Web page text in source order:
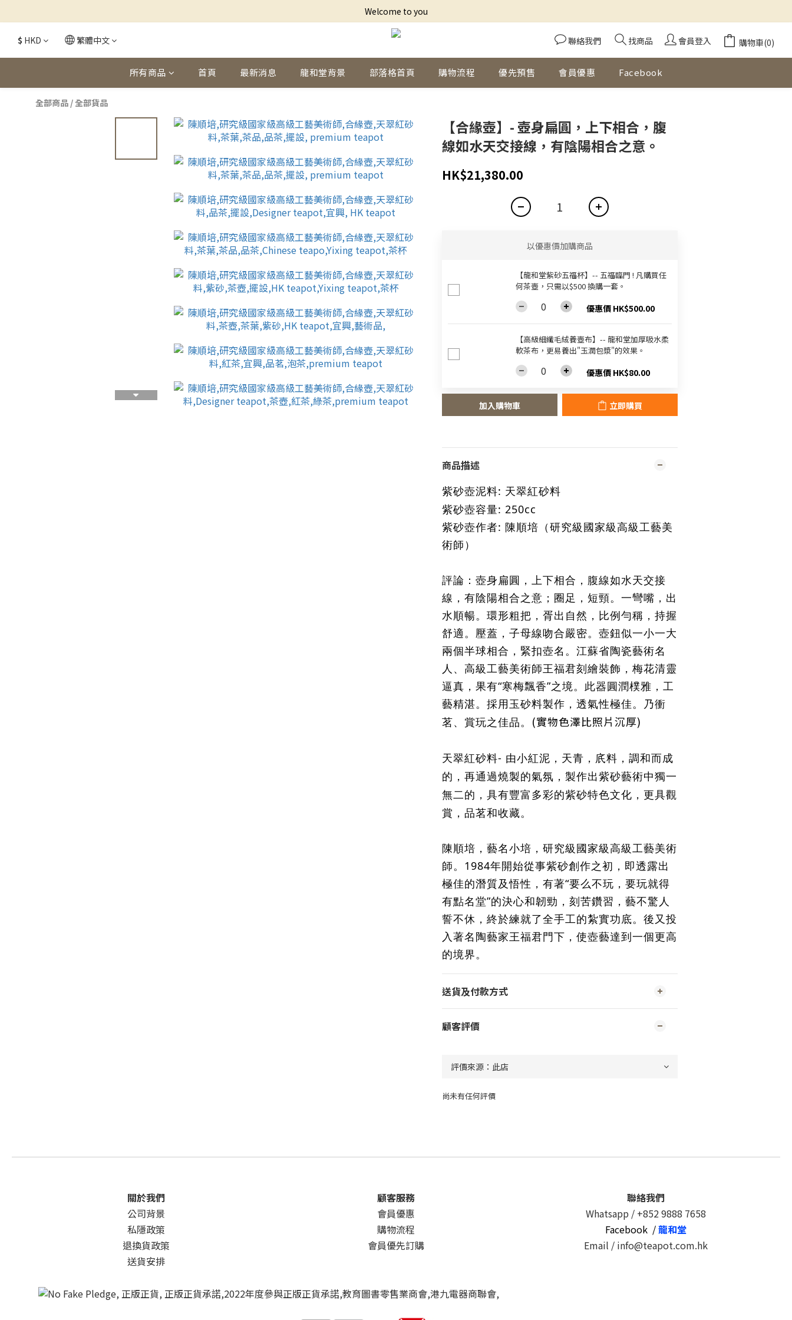
Welcome to you
$ HKD 繁體中文 聯絡我們 找商品 會員登入 購物車(0)
所有商品 首頁 最新消息 龍和堂背景 部落格首頁 購物流程 優先預售 會員優惠 Facebook
全部商品 /全部貨品
【合緣壺】- 壺身扁圓，上下相合，腹
線如水天交接線，有陰陽相合之意。
HK$21,380.00
以優惠價加購商品
【龍和堂紫砂五福杯‬】-- 五福臨門 ! 凡購買任
何茶壺，只需以$500 換購一套。
優惠價 HK$500.00
【高級細纖毛絨養壺布】-- 龍和堂加厚吸水柔
軟茶布，更易養出"玉潤包漿"的效果。
優惠價 HK$80.00
加入購物車 立即購買
商品描述
紫砂壺泥料: 天翠紅砂料
紫砂壺容量: 250cc
紫砂壺作者: 陳順培 （研究級國家級高級工藝美
術師）
評論：壺身扁圓，上下相合，腹線如水天交接
線，有陰陽相合之意；圈足，短頸。一彎嘴，出
水順暢。環形粗把，胥出自然，比例勻稱，持握
舒適。壓蓋，子母線吻合嚴密。壺鈕似一小一大
兩個半球相合，緊扣壺名。江蘇省陶瓷藝術名
人、高級工藝美術師王福君刻繪裝飾，梅花清靈
逼真，果有“寒梅飄香”之境。此器圓潤樸雅，工
藝精湛。採用玉砂料製作，透氣性極佳。乃衝
茗、賞玩之佳品。
(實物色澤比照片沉厚)
天翠紅砂料- 由小紅泥，天青，㡳料，調和而成
的，再通過燒製的氣氛，製作出紫砂藝術中獨一
無二的，具有豐富多彩的紫砂特色文化，更具觀
賞，品茗和收藏。
陳順培，藝名小培， 研究級國家級高級工藝美術
師。1984年開始從事紫砂創作之初，即透露出
極佳的潛質及悟性，有著“要么不玩，要玩就得
有點名堂”的決心和韌勁，刻苦鑽習，藝不驚人
誓不休，終於練就了全手工的紮實功底。後又投
入著名陶藝家王福君門下，使壺藝達到一個更高
的境界。
送貨及付款方式
顧客評價
尚未有任何評價
關於我們
公司背景
私隱政策
退換貨政策
送貨安排
顧客服務
會員優惠
購物流程
會員優先訂購
聯絡我們
Whatsapp / +852 9888 7658
Facebook /龍和堂
Email / info@teapot.com.hk